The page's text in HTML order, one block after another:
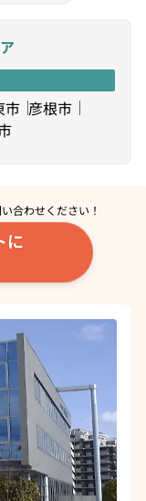
市 彦根市
合わせください！
に